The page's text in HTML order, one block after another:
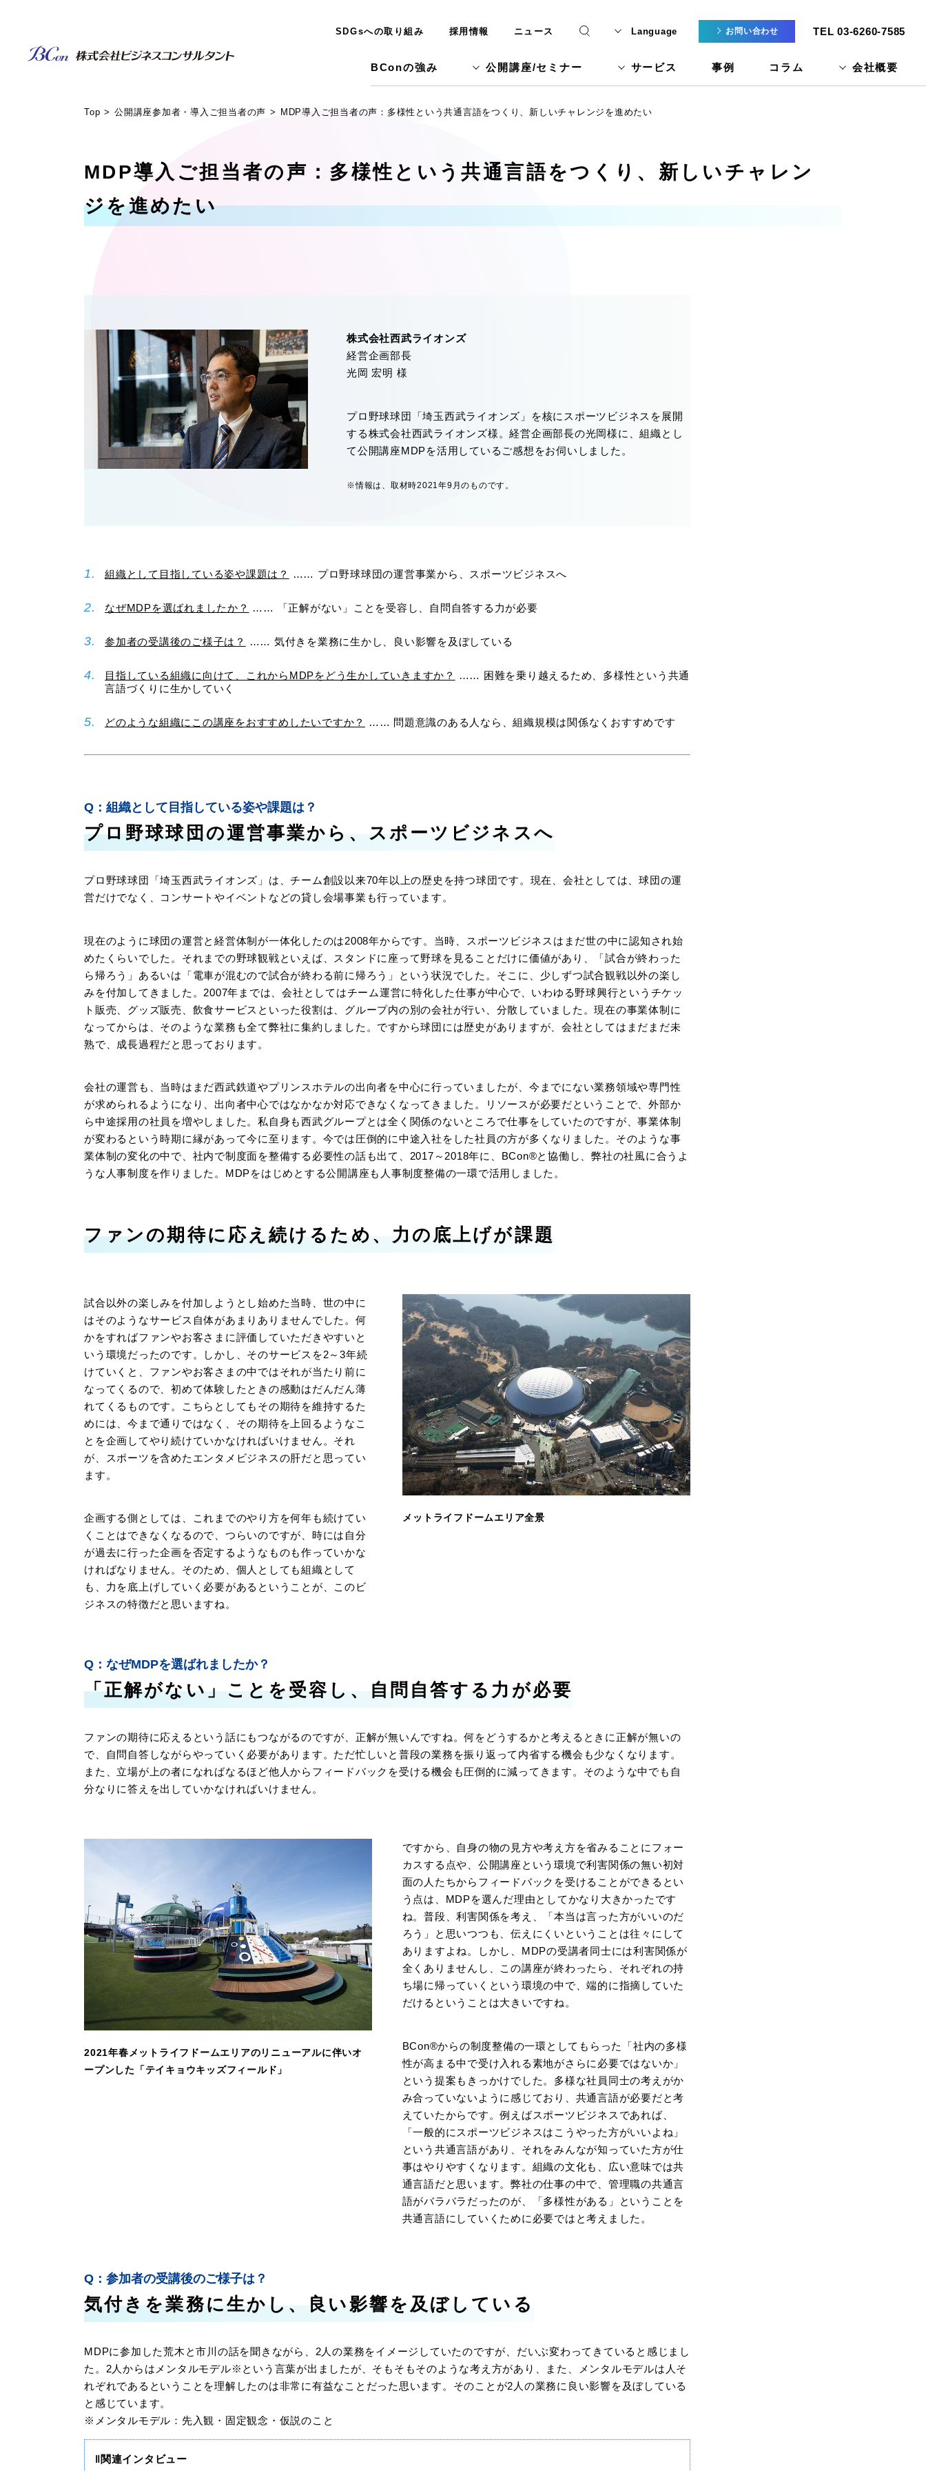
SDGsへの取り組み 採用情報 ニュース Language お問い合わせ TEL 03-6260-7585
BConの強み 公開講座/セミナー サービス 事例 コラム 会社概要
Top 公開講座参加者・導入ご担当者の声 MDP導入ご担当者の声：多様性という共通言語をつくり、新しいチャレンジを進めたい
MDP導入ご担当者の声：多様性という共通言語をつくり、新しいチャレン
ジを進めたい
株式会社西武ライオンズ
経営企画部長
光岡 宏明 様
プロ野球球団「埼玉西武ライオンズ」を核にスポーツビジネスを展開
する株式会社西武ライオンズ様。経営企画部長の光岡様に、組織とし
て公開講座MDPを活用しているご感想をお伺いしました。
※情報は、取材時2021年9月のものです。
組織として目指している姿や課題は？ …… プロ野球球団の運営事業から、スポーツビジネスへ
なぜMDPを選ばれましたか？ …… 「正解がない」ことを受容し、自問自答する力が必要
参加者の受講後のご様子は？ …… 気付きを業務に生かし、良い影響を及ぼしている
目指している組織に向けて、これからMDPをどう生かしていきますか？
…… 困難を乗り越えるため、多様性という共通
言語づくりに生かしていく
どのような組織にこの講座をおすすめしたいですか？ …… 問題意識のある人なら、組織規模は関係なくおすすめです
組織として目指している姿や課題は？
プロ野球球団の運営事業から、スポーツビジネスへ
プロ野球球団「埼玉西武ライオンズ」は、チーム創設以来70年以上の歴史を持つ球団です。現在、会社としては、球団の運
営だけでなく、コンサートやイベントなどの貸し会場事業も行っています。
現在のように球団の運営と経営体制が一体化したのは2008年からです。当時、スポーツビジネスはまだ世の中に認知され始
めたくらいでした。それまでの野球観戦といえば、スタンドに座って野球を見ることだけに価値があり、「試合が終わった
ら帰ろう」あるいは「電車が混むので試合が終わる前に帰ろう」という状況でした。そこに、少しずつ試合観戦以外の楽し
みを付加してきました。2007年までは、会社としてはチーム運営に特化した仕事が中心で、いわゆる野球興行というチケッ
ト販売、グッズ販売、飲食サービスといった役割は、グループ内の別の会社が行い、分散していました。現在の事業体制に
なってからは、そのような業務も全て弊社に集約しました。ですから球団には歴史がありますが、会社としてはまだまだ未
熟で、成長過程だと思っております。
会社の運営も、当時はまだ西武鉄道やプリンスホテルの出向者を中心に行っていましたが、今までにない業務領域や専門性
が求められるようになり、出向者中心ではなかなか対応できなくなってきました。リソースが必要だということで、外部か
ら中途採用の社員を増やしました。私自身も西武グループとは全く関係のないところで仕事をしていたのですが、事業体制
が変わるという時期に縁があって今に至ります。今では圧倒的に中途入社をした社員の方が多くなりました。そのような事
業体制の変化の中で、社内で制度面を整備する必要性の話も出て、2017～2018年に、BCon®と協働し、弊社の社風に合うよ
うな人事制度を作りました。MDPをはじめとする公開講座も人事制度整備の一環で活用しました。
ファンの期待に応え続けるため、力の底上げが課題
メットライフドームエリア全景
試合以外の楽しみを付加しようとし始めた当時、世の中に
はそのようなサービス自体があまりありませんでした。何
かをすればファンやお客さまに評価していただきやすいと
いう環境だったのです。しかし、そのサービスを2～3年続
けていくと、ファンやお客さまの中ではそれが当たり前に
なってくるので、初めて体験したときの感動はだんだん薄
れてくるものです。こちらとしてもその期待を維持するた
めには、今まで通りではなく、その期待を上回るようなこ
とを企画してやり続けていかなければいけません。それ
が、スポーツを含めたエンタメビジネスの肝だと思ってい
ます。
企画する側としては、これまでのやり方を何年も続けてい
くことはできなくなるので、つらいのですが、時には自分
が過去に行った企画を否定するようなものも作っていかな
ければなりません。そのため、個人としても組織として
も、力を底上げしていく必要があるということが、このビ
ジネスの特徴だと思いますね。
なぜMDPを選ばれましたか？
「正解がない」ことを受容し、自問自答する力が必要
ファンの期待に応えるという話にもつながるのですが、正解が無いんですね。何をどうするかと考えるときに正解が無いの
で、自問自答しながらやっていく必要があります。ただ忙しいと普段の業務を振り返って内省する機会も少なくなります。
また、立場が上の者になればなるほど他人からフィードバックを受ける機会も圧倒的に減ってきます。そのような中でも自
分なりに答えを出していかなければいけません。
2021年春メットライフドームエリアのリニューアルに伴いオ
ープンした「テイキョウキッズフィールド」
ですから、自身の物の見方や考え方を省みることにフォー
カスする点や、公開講座という環境で利害関係の無い初対
面の人たちからフィードバックを受けることができるとい
う点は、MDPを選んだ理由としてかなり大きかったです
ね。普段、利害関係を考え、「本当は言った方がいいのだ
ろう」と思いつつも、伝えにくいということは往々にして
ありますよね。しかし、MDPの受講者同士には利害関係が
全くありませんし、この講座が終わったら、それぞれの持
ち場に帰っていくという環境の中で、端的に指摘していた
だけるということは大きいですね。
BCon®からの制度整備の一環としてもらった「社内の多様
性が高まる中で受け入れる素地がさらに必要ではないか」
という提案もきっかけでした。多様な社員同士の考えがか
み合っていないように感じており、共通言語が必要だと考
えていたからです。例えばスポーツビジネスであれば、
「一般的にスポーツビジネスはこうやった方がいいよね」
という共通言語があり、それをみんなが知っていた方が仕
事はやりやすくなります。組織の文化も、広い意味では共
通言語だと思います。弊社の仕事の中で、管理職の共通言
語がバラバラだったのが、「多様性がある」ということを
共通言語にしていくために必要ではと考えました。
参加者の受講後のご様子は？
気付きを業務に生かし、良い影響を及ぼしている
MDPに参加した荒木と市川の話を聞きながら、2人の業務をイメージしていたのですが、だいぶ変わってきていると感じまし
た。2人からはメンタルモデル※という言葉が出ましたが、そもそもそのような考え方があり、また、メンタルモデルは人そ
れぞれであるということを理解したのは非常に有益なことだった思います。そのことが2人の業務に良い影響を及ぼしている
と感じています。
※メンタルモデル：先入観・固定観念・仮説のこと
‖関連インタビュー